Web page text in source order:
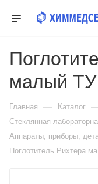
малый ТУ
Главная — Каталог
Стеклянная
Аппараты, приборы,
Поглотитель Рихтера